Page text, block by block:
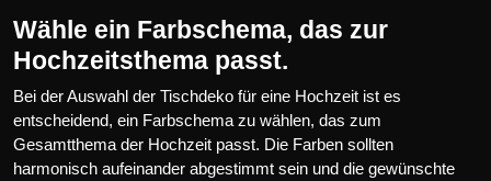
Wähle ein Farbschema, das zur
Hochzeitsthema passt.
Bei der Auswahl der Tischdeko für eine Hochzeit ist es
entscheidend, ein Farbschema zu wählen, das zum
Gesamtthema der Hochzeit passt. Die Farben sollten
harmonisch aufeinander abgestimmt sein und die gewünschte